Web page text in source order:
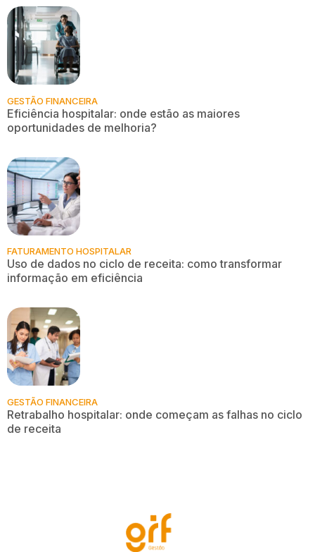
GESTÃO FINANCEIRA
Eficiência hospitalar: onde estão as maiores
oportunidades de melhoria?
FATURAMENTO HOSPITALAR
Uso de dados no ciclo de receita: como transformar
informação em eficiência
GESTÃO FINANCEIRA
Retrabalho hospitalar: onde começam as falhas no ciclo
de receita